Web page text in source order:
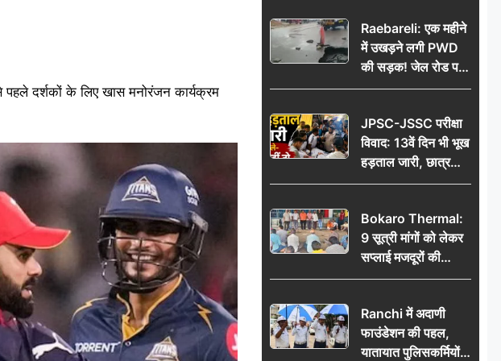
दर्शकों के लिए खास मनोरंजन कार्यक्रम
Raebareli: एक महीने
में उखड़ने लगी PWD
की सड़क! जेल रोड पर
गड्ढे ने खोली निर्माण
की उठी मांग
JPSC-JSSC परीक्षा
विवाद: 13वें दिन भी भूख
हड़ताल जारी, छात्र
बोले- जांच नहीं तो
Bokaro Thermal:
9 सूत्री मांगों को लेकर
सप्लाई मजदूरों की
हुंकार, 12 अगस्त के
Ranchi में अदाणी
फाउंडेशन की पहल,
यातायात पुलिसकर्मियों